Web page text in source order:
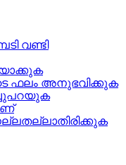
വണ്ടി
ഫലം അനുഭവിക്കുക